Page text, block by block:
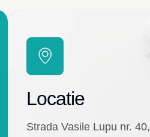
Locatie
Strada Vasile Lupu nr. 40,